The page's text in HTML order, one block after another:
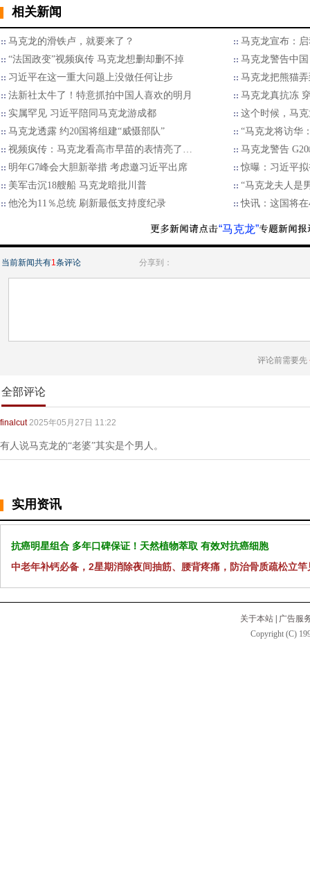
相关新闻
马克龙的滑铁卢，就要来了？
马克龙宣布：
“法国政变”视频疯传 马克龙想删却删不掉
马克龙警告中
习近平在这一重大问题上没做任何让步
马克龙把熊猫
法新社太牛了！特意抓拍中国人喜欢的明月
马克龙真抗冻
实属罕见 习近平陪同马克龙游成都
这个时候，马
马克龙透露 约20国将组建“威慑部队”
“马克龙将访华
视频疯传：马克龙看高市早苗的表情亮了…
马克龙警告
明年G7峰会大胆新举措 考虑邀习近平出席
惊曝：习近平
美军击沉18艘船 马克龙暗批川普
“马克龙夫人是
他沦为11％总统 刷新最低支持度纪录
快讯：这国将
“马克龙”
当前新闻共有1条评论 分享到：
评论前需要先
全部评论
finalcut 2025年05月27日 11:22
有人说马克龙的“老婆”其实是个男人。
实用资讯
抗癌明星组合 多年口碑保证！天然植物萃取 有效对抗癌细胞
中老年补钙必备，2星期消除夜间抽筋、腰背疼痛，防治骨质疏松立竿
关于本站 | 广告服
Copyright (C)